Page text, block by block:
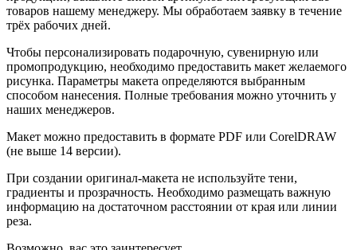
товаров нашему менеджеру. Мы обработаем заявку в течение
трёх рабочих дней.
Чтобы персонализировать подарочную, сувенирную или
промопродукцию, необходимо предоставить макет желаемого
рисунка. Параметры макета определяются выбранным
способом нанесения. Полные требования можно уточнить у
наших менеджеров.
Макет можно предоставить в формате PDF или CorelDRAW
(не выше 14 версии).
При создании оригинал-макета не используйте тени,
градиенты и прозрачность. Необходимо размещать важную
информацию на достаточном расстоянии от края или линии
реза.